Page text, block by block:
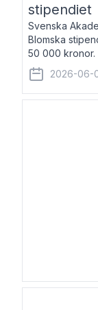
stipendiet
Svenska
Blomska
50 000 kronor.
professor i
disputerade år
2026-06-